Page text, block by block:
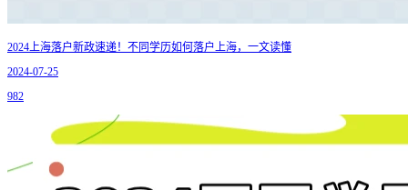
2024上海落户新政速递！不同学历如何落户上海，一文读懂
2024-07-25
982